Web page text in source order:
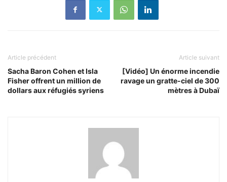
Article précédent
Sacha Baron Cohen et Isla
Fisher offrent un million de
dollars aux réfugiés syriens
Article suivant
[Vidéo] Un énorme incendie
ravage un gratte-ciel de 300
mètres à Dubaï